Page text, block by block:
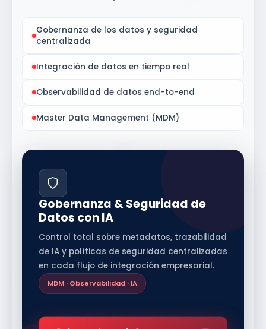
Bases de datos transaccionales de alto
Almacén de datos empresarial (Data
Warehouse)
Arquitectura Lakehouse unificada
certificados
Arquitectura de Datos Moderna
Desde bases transaccionales hasta
Lakehouse: una estrategia unificada que
escala con tu organización y maximiza
cada activo de información.
Lakehouse · Warehouse · Cloud